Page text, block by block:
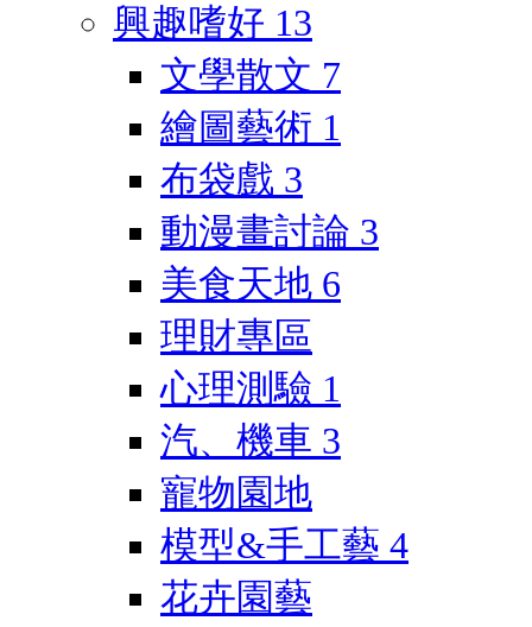
興趣嗜好 13
文學散文 7
繪圖藝術 1
布袋戲 3
動漫畫討論 3
美食天地 6
理財專區
心理測驗 1
汽、機車 3
寵物園地
模型&手工藝 4
花卉園藝